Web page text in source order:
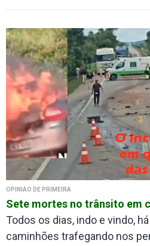
OPINIÃO DE PRIMEIRA
Sete mortes no trânsito em
Todos os dias, indo e vindo,
caminhões trafegando nos